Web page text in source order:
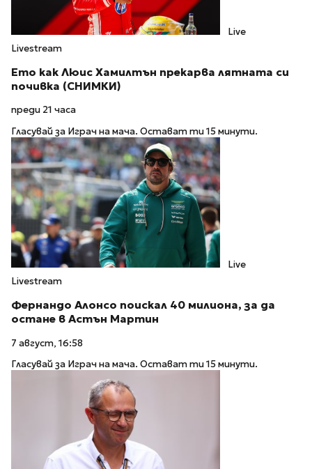
Live
Livestream
Ето как Люис Хамилтън прекарва лятната си
почивка (СНИМКИ)
преди 21 часа
Гласувай за Играч на мача. Остават ти 15 минути.
Live
Livestream
Фернандо Алонсо поискал 40 милиона, за да
остане в Астън Мартин
7 август, 16:58
Гласувай за Играч на мача. Остават ти 15 минути.